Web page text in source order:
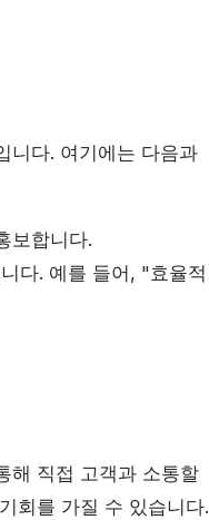
니다. 여기에는 다음과
보합니다.
다. 예를 들어, "효율적
해 직접 고객과 소통할
회를 가질 수 있습니다.